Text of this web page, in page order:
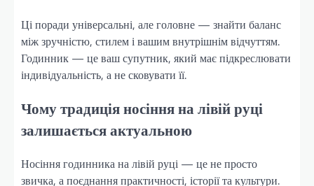
Ці поради універсальні, але головне — знайти баланс
між зручністю, стилем і вашим внутрішнім відчуттям.
Годинник — це ваш супутник, який має підкреслювати
індивідуальність, а не сковувати її.
Чому традиція носіння на лівій руці
залишається актуальною
Носіння годинника на лівій руці — це не просто
звичка, а поєднання практичності, історії та культури.